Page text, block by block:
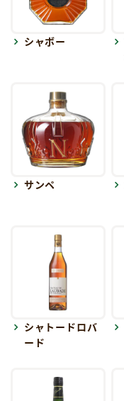
シャボー
サンペ
シャトードロバ
ード